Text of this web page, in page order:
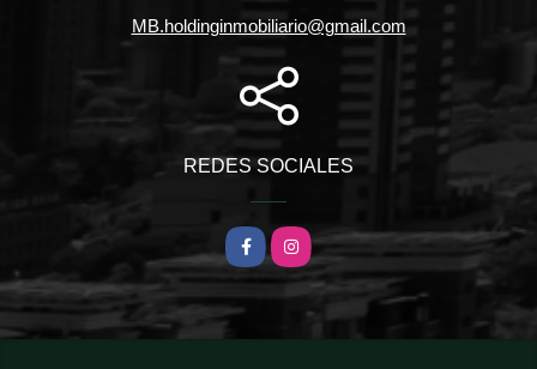
MB.holdinginmobiliario@gmail.com
REDES SOCIALES
FacebookInstagram